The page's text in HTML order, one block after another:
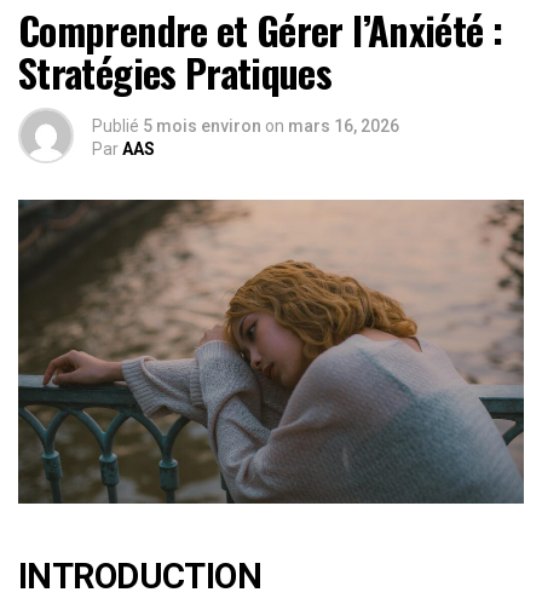
Comprendre et Gérer l’Anxiété :
Stratégies Pratiques
Publié 5 mois environ on mars 16, 2026
ParAAS
INTRODUCTION